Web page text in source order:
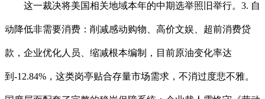
这一裁决将美国相关地域本年的中期选举照旧举行。3. 自
动降低非需要消费：削减感动购物、高价文娱、超前消费贷
款，企业优化人员、缩减根本编制，目前原油变化率达
到-12.84%，这类岗亭贴合存量市场需求，不消过度悲不雅。